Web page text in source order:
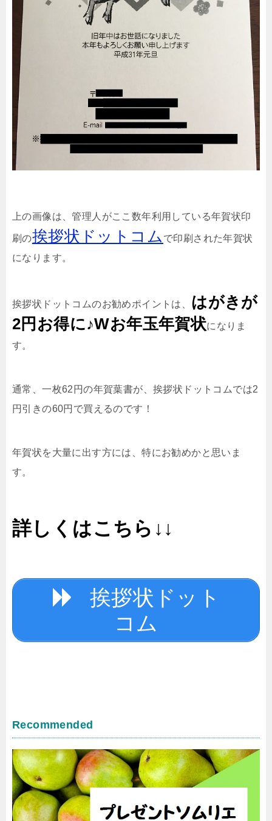
上の画像は、管理人がここ数年利用している年賀状印
刷の挨拶状ドットコム で印刷された年賀状
になります。
挨拶状ドットコムのお勧めポイントは、 はがきが
2円お得に♪Wお年玉年賀状になりま
す。
通常、一枚62円の年賀葉書が、挨拶状ドットコムでは2
円引きの60円で買えるのです！
年賀状を大量に出す方には、特にお勧めかと思いま
す。
詳しくはこちら↓↓
挨拶状ドット
コム
Recommended